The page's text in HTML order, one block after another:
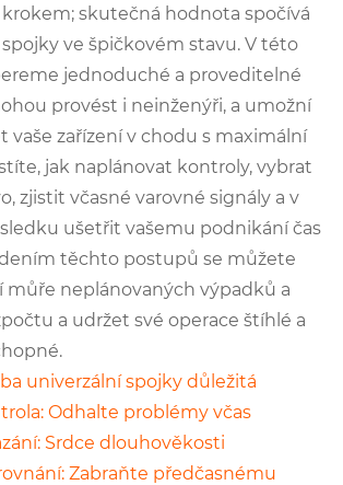
skutečná hodnota spočívá
ve špičkovém stavu. V této
jednoduché a proveditelné
provést i neinženýři, a umožní
vaše zařízení v chodu s maximální
jak naplánovat kontroly, vybrat
zjistit včasné varovné signály a v
ušetřit vašemu podnikání čas
těchto postupů se můžete
neplánovaných výpadků a
a udržet své operace štíhlé a
univerzální spojky důležitá
Odhalte problémy včas
Srdce dlouhověkosti
Zabraňte předčasnému